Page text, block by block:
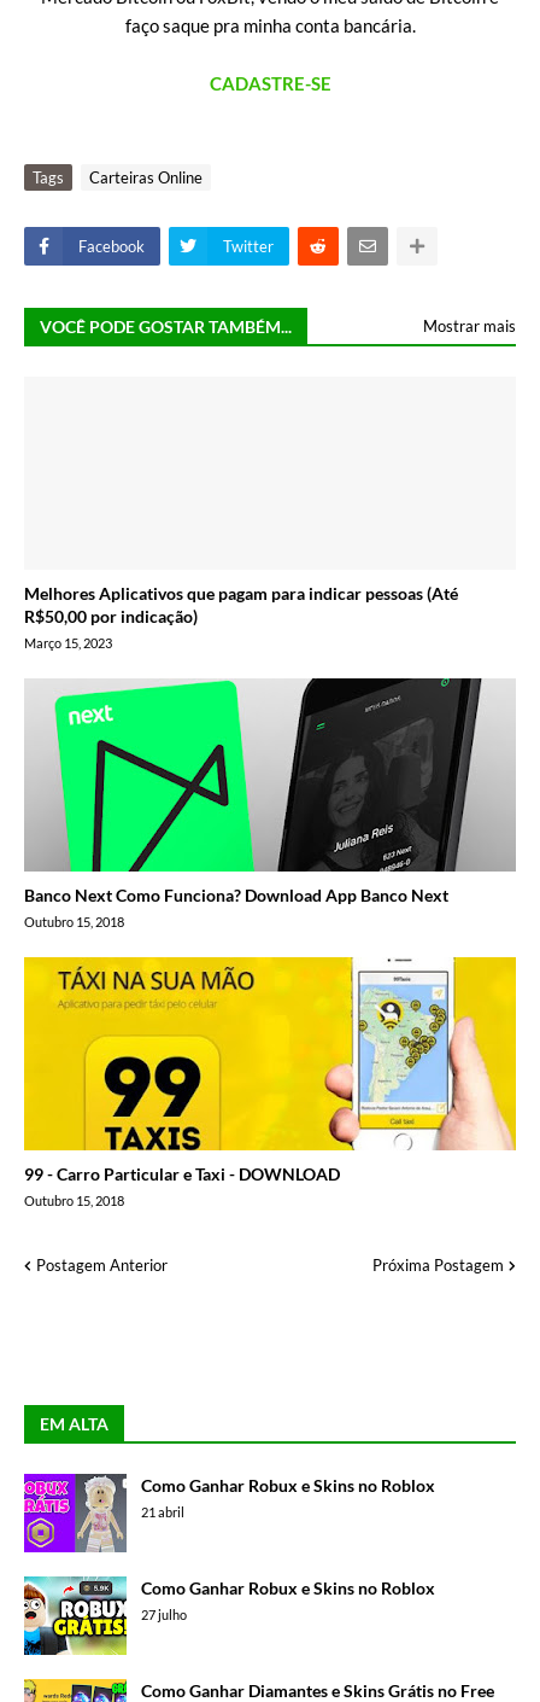
faço saque pra minha conta bancária.
CADASTRE-SE
Tags Carteiras Online
Facebook Twitter
VOCÊ PODE GOSTAR TAMBÉM... Mostrar mais
Melhores Aplicativos que pagam para indicar pessoas (Até
R$50,00 por indicação)
Março 15, 2023
Banco Next Como Funciona? Download App Banco Next
Outubro 15, 2018
99 - Carro Particular e Taxi - DOWNLOAD
Outubro 15, 2018
Postagem Anterior Próxima Postagem
EM ALTA
Como Ganhar Robux e Skins no Roblox
21 abril
Como Ganhar Robux e Skins no Roblox
27 julho
Como Ganhar Diamantes e Skins Grátis no Free